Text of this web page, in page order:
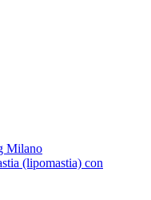
Milano
(lipomastia) con